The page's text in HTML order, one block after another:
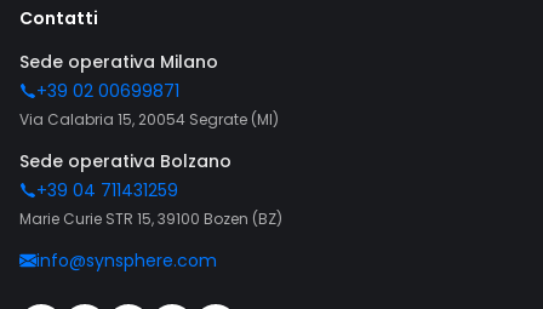
Contatti
Sede operativa Milano
+39 02 00699871
Via Calabria 15, 20054 Segrate (MI)
Sede operativa Bolzano
+39 04 711431259
Marie Curie STR 15, 39100 Bozen (BZ)
info@synsphere.com